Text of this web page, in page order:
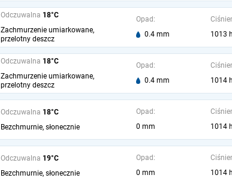
Odczuwalna 18°C
Zachmurzenie umiarkowane,
przelotny deszcz
Opad:
0.4 mm
1013
Odczuwalna 18°C
Zachmurzenie umiarkowane,
przelotny deszcz
Opad:
0.4 mm
1014
Odczuwalna 18°C
Bezchmurnie, słonecznie
Opad:
0 mm
1014
Odczuwalna 19°C
Bezchmurnie, słonecznie
Opad:
0 mm
1014